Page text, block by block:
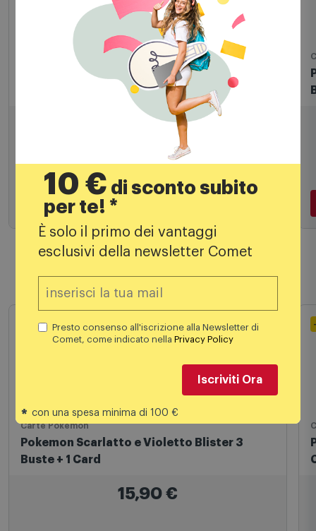
Carte Pokemon
Pokemon Bustina Scintille Folgoranti
Scarlatto E Violetto Car2523
6,00€
Aggiungi al carrello
Prodotti simili
Carte Pokemon
Pokemon Scarlatto e Violetto Blister 3
Buste + 1 Card
15,90€
10 € di sconto subito
per te! *
È solo il primo dei vantaggi
esclusivi della newsletter Comet
Presto consenso all'iscrizione alla Newsletter di
Comet, come indicato nellaPrivacy Policy
Iscriviti Ora
* con una spesa minima di 100 €